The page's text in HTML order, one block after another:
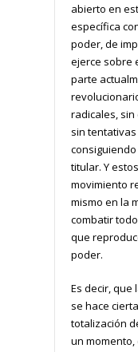
abierto en
específica
poder, de
ejerce sobre
parte
radicales,
sin
titular. Y
movimiento
mismo en la
combatir
que
poder.
Es decir, que
se hace
totalización
un